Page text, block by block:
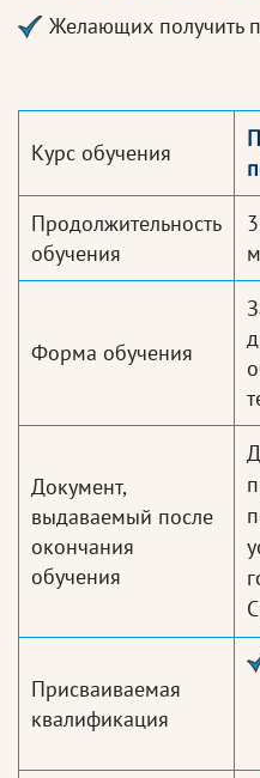
Желающих получить
Курс обучения
Продолжительность
обучения
Форма обучения
Документ,
выдаваемый после
окончания
обучения
Присваиваемая
квалификация